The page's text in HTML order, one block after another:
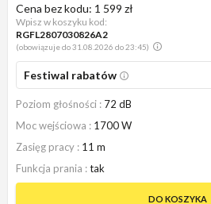
Cena bez kodu: 1 599 zł
Wpisz w koszyku kod:
RGFL2807030826A2
(obowiązuje do 31.08.2026 do 23:45)
Festiwal rabatów
Poziom głośności
72 dB
Moc wejściowa
1700 W
Zasięg pracy
11 m
Funkcja prania
tak
DO KOSZYKA